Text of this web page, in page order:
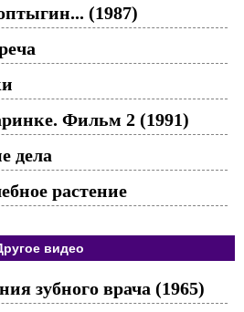
(1987)
Фильм 2 (1991)
дела
растение
видео
зубного врача (1965)